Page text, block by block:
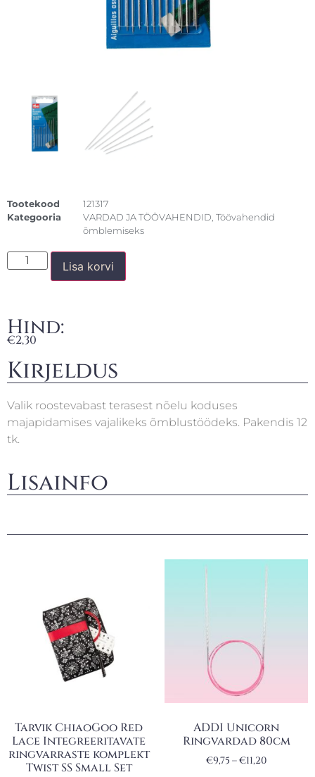
Tootekood
121317
Kategooria
VARDAD JA TÖÖVAHENDID Töövahendid
õmblemiseks
Lisa korvi
Hind:
€2,30
Kirjeldus
Valik roostevabast terasest nõelu koduses
majapidamises vajalikeks õmblustöödeks. Pakendis 12
tk.
Lisainfo
Tarvik ChiaoGoo Red
Lace Integreeritavate
ringvarraste komplekt
Twist SS Small Set
ADDI Unicorn
Ringvardad 80cm
€9,75 –€11,20